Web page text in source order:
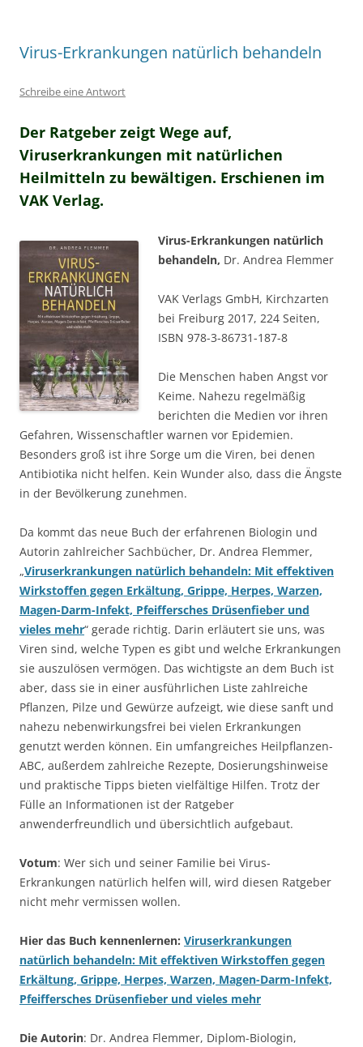
Virus-Erkrankungen natürlich behandeln
Schreibe eine Antwort
Der Ratgeber zeigt Wege auf,
Viruserkrankungen mit natürlichen
Heilmitteln zu bewältigen. Erschienen im
VAK Verlag.
Virus-Erkrankungen natürlich
behandeln, Dr. Andrea Flemmer
VAK Verlags GmbH, Kirchzarten
bei Freiburg 2017, 224 Seiten,
ISBN 978-3-86731-187-8
Die Menschen haben Angst vor
Keime. Nahezu regelmäßig
berichten die Medien vor ihren
Gefahren, Wissenschaftler warnen vor Epidemien.
Besonders groß ist ihre Sorge um die Viren, bei denen
Antibiotika nicht helfen. Kein Wunder also, dass die Ängste
in der Bevölkerung zunehmen.
Da kommt das neue Buch der erfahrenen Biologin und
Autorin zahlreicher Sachbücher, Dr. Andrea Flemmer,
„Viruserkrankungen natürlich behandeln: Mit effektiven
Wirkstoffen gegen Erkältung, Grippe, Herpes, Warzen,
Magen-Darm-Infekt, Pfeiffersches Drüsenfieber und
vieles mehr“ gerade richtig. Darin erläutert sie uns, was
Viren sind, welche Typen es gibt und welche Erkrankungen
sie auszulösen vermögen. Das wichtigste an dem Buch ist
aber, dass sie in einer ausführlichen Liste zahlreiche
Pflanzen, Pilze und Gewürze aufzeigt, wie diese sanft und
nahezu nebenwirkungsfrei bei vielen Erkrankungen
genutzt werden können. Ein umfangreiches Heilpflanzen-
ABC, außerdem zahlreiche Rezepte, Dosierungshinweise
und praktische Tipps bieten vielfältige Hilfen. Trotz der
Fülle an Informationen ist der Ratgeber
anwenderfreundlich und übersichtlich aufgebaut.
Votum: Wer sich und seiner Familie bei Virus-
Erkrankungen natürlich helfen will, wird diesen Ratgeber
nicht mehr vermissen wollen.
Hier das Buch kennenlernen: Viruserkrankungen
natürlich behandeln: Mit effektiven Wirkstoffen gegen
Erkältung, Grippe, Herpes, Warzen, Magen-Darm-Infekt,
Pfeiffersches Drüsenfieber und vieles mehr
Die Autorin: Dr. Andrea Flemmer, Diplom-Biologin,